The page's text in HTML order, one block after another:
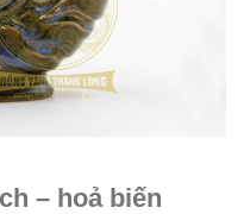
– hoả biến